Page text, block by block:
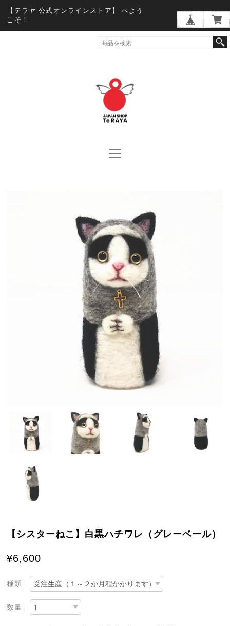
【テラヤ 公式オンラインストア】 へよう
こそ！
【シスターねこ】白黒ハチワレ（グレーベール）
¥6,600
種類
数量